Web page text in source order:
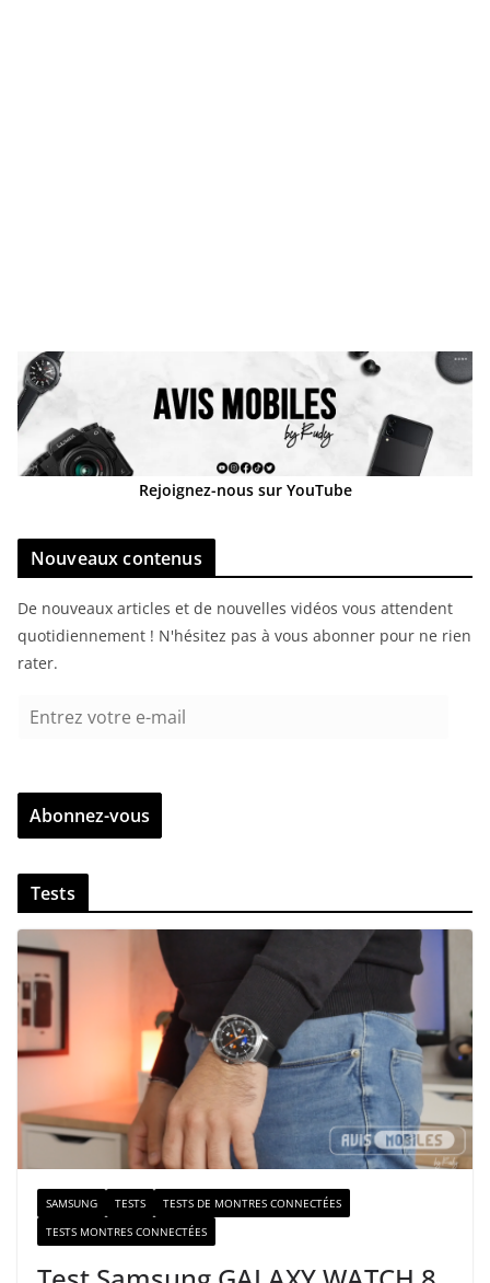
Rejoignez-nous sur YouTube
Nouveaux contenus
De nouveaux articles et de nouvelles vidéos vous attendent
quotidiennement ! N'hésitez pas à vous abonner pour ne rien
rater.
r
z
v
t
r
e
e
m
i
Abonnez-vous
Tests
SAMSUNG TESTS
TESTS DE MONTRES CONNECTÉES
TESTS MONTRES CONNECTÉES